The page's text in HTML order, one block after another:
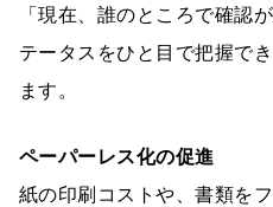
「現在、誰のところで確認
テータスをひと目で把握で
ます。
ペーパーレス化の促進
紙の印刷コストや、書類を